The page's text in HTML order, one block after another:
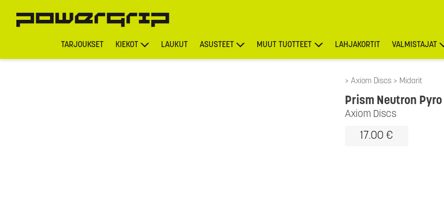
TARJOUKSET KIEKOT LAUKUT ASUSTEET MUUT TUOTTEET LAHJAKORTIT VALMISTAJAT
Axiom Discs Midarit
Axiom Discs
Prism Neutron
17.00 €